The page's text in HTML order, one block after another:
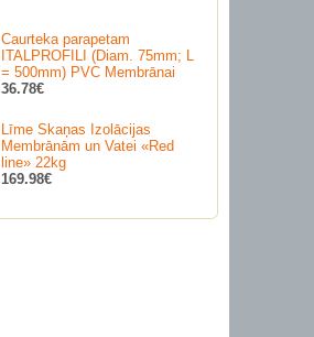
Caurteka parapetam
ITALPROFILI (Diam. 75mm; L
= 500mm) PVC Membrānai
36.78€
Līme Skaņas Izolācijas
Membrānām un Vatei «Red
line» 22kg
169.98€